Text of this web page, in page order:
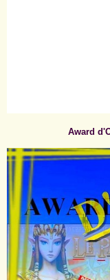
Award